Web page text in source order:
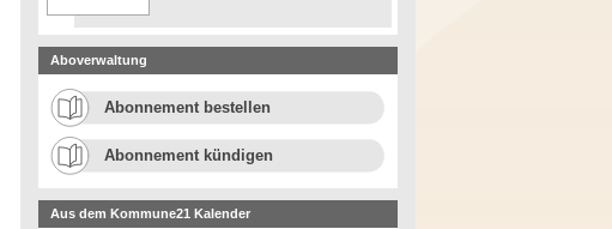
Aboverwaltung
Abonnement bestellen
Abonnement kündigen
Aus dem Kommune21 Kalender